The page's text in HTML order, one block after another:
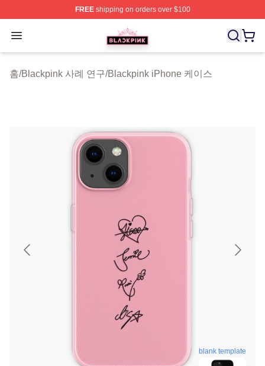
FREEshipping on orders over $100
Open menu
BLACKPINK Shop - Official BLACKPINK Merchandise
홈/Blackpink 사례 연구/Blackpink iPhone 케이스
blank template